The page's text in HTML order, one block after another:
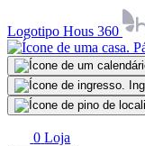
Logotipo Hous 360
0 Loja